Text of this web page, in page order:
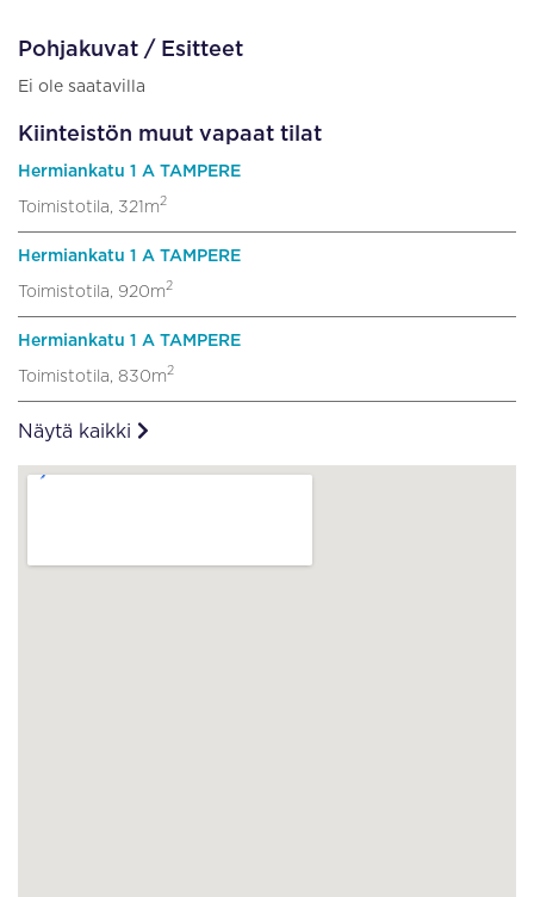
Pohjakuvat / Esitteet
Ei ole saatavilla
Kiinteistön muut vapaat tilat
Hermiankatu 1 A TAMPERE
Toimistotila, 321m2
Hermiankatu 1 A TAMPERE
Toimistotila, 920m2
Hermiankatu 1 A TAMPERE
Toimistotila, 830m2
Näytä kaikki